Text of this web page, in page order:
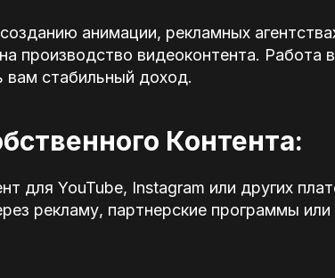
анимации, рекламных
производство видеоконтента. Работа
стабильный доход.
Контента:
для YouTube, Instagram или других
рекламу, партнерские программы